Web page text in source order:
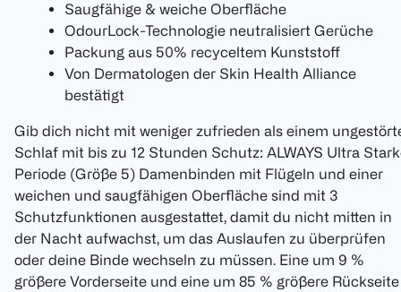
Saugfähige & weiche Oberfläche
OdourLock-Technologie neutralisiert Gerüche
Packung aus 50% recyceltem Kunststoff
Von Dermatologen der Skin Health Alliance
bestätigt
Gib dich nicht mit weniger zufrieden als einem
Schlaf mit bis zu 12 Stunden Schutz: ALWAYS Ultra
Periode (Größe 5) Damenbinden mit Flügeln und einer
weichen und saugfähigen Oberfläche sind mit 3
Schutzfunktionen ausgestattet, damit du nicht mitten in
der Nacht aufwachst, um das Auslaufen zu überprüfen
oder deine Binde wechseln zu müssen. Eine um 9 %
größere Vorderseite und eine um 85 % größere Rückseite